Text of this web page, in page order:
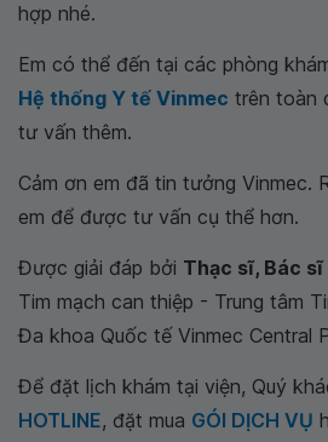
hợp nhé.
Em có thể đến tại các phòng
Hệ thống Y tế Vinmec trên toàn
tư vấn thêm.
Cảm ơn em đã tin tưởng Vinmec.
em để được tư vấn cụ thể hơn.
Được giải đáp bởi Thạc sĩ, Bác
Tim mạch can thiệp - Trung tâm
Đa khoa Quốc tế Vinmec Central
Để đặt lịch khám tại viện, Quý
HOTLINE, đặt mua GÓI DỊCH VỤ